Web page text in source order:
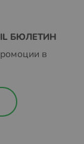
БЮЛЕТИН
в